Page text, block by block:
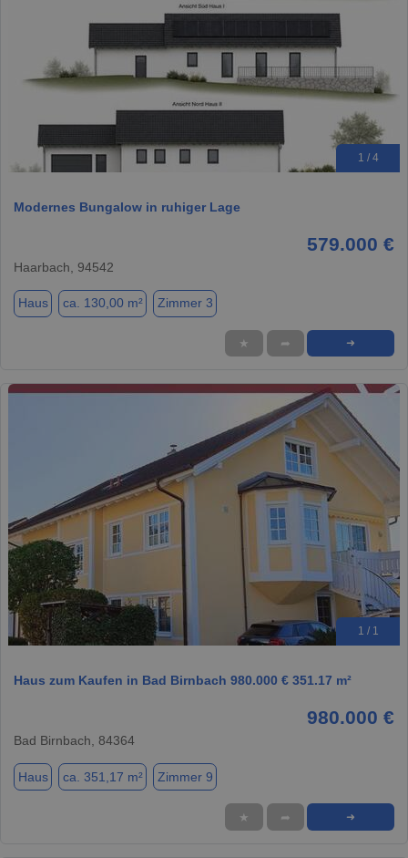
1 / 4
Modernes Bungalow in ruhiger Lage
579.000 €
Haarbach, 94542
Haus ca. 130,00 m² Zimmer 3
★ ➦ ➜
1 / 1
Haus zum Kaufen in Bad Birnbach 980.000 € 351.17 m²
980.000 €
Bad Birnbach, 84364
Haus ca. 351,17 m² Zimmer 9
★ ➦ ➜